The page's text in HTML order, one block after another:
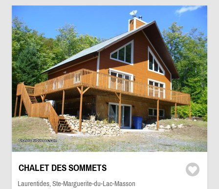
CHALET DES SOMMETS
Laurentides, Ste-Marguerite-du-Lac-Masson